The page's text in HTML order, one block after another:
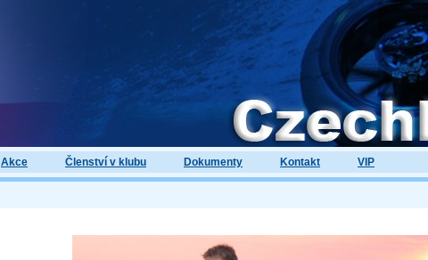
Akce Členství v klubu Dokumenty Kontakt VIP